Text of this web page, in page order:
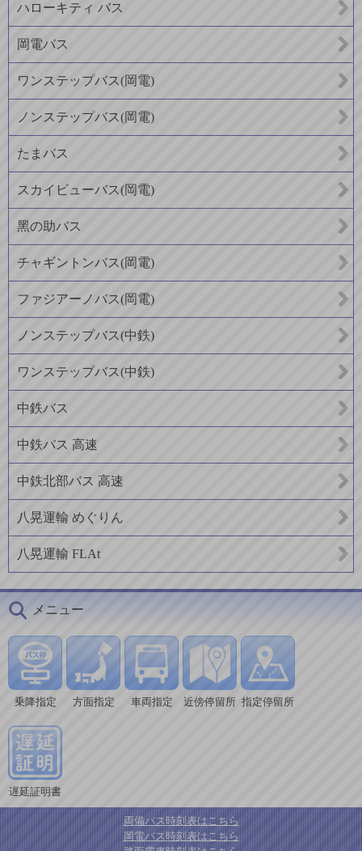
ハローキティ バス
岡電バス
ワンステップバス(岡電)
ノンステップバス(岡電)
たまバス
スカイビューバス(岡電)
黑の助バス
チャギントンバス(岡電)
ファジアーノバス(岡電)
ノンステップバス(中鉄)
ワンステップバス(中鉄)
中鉄バス
中鉄バス 高速
中鉄北部バス 高速
八晃運輸 めぐりん
八晃運輸 FLAt
メニュー
乗降指定 方面指定 車両指定 近傍停留所 指定停留所
遅延証明書
両備バス時刻表はこちら
岡電バス時刻表はこちら